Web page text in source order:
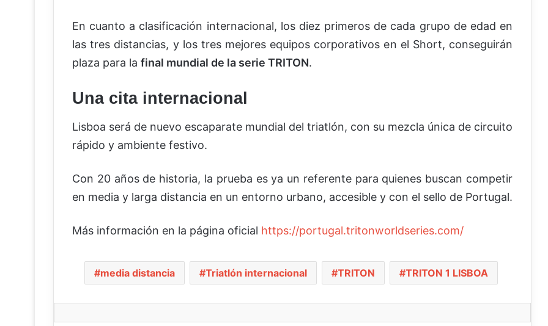
En cuanto a clasificación internacional, los diez primeros de cada grupo de edad en
las tres distancias, y los tres mejores equipos corporativos en el Short, conseguirán
plaza para la final mundial de la serie TRITON.
Una cita internacional
Lisboa será de nuevo escaparate mundial del triatlón, con su mezcla única de circuito
rápido y ambiente festivo.
Con 20 años de historia, la prueba es ya un referente para quienes buscan competir
en media y larga distancia en un entorno urbano, accesible y con el sello de Portugal.
Más información en la página oficial https://portugal.tritonworldseries.com/
media distancia Triatlón internacional TRITON TRITON 1 LISBOA